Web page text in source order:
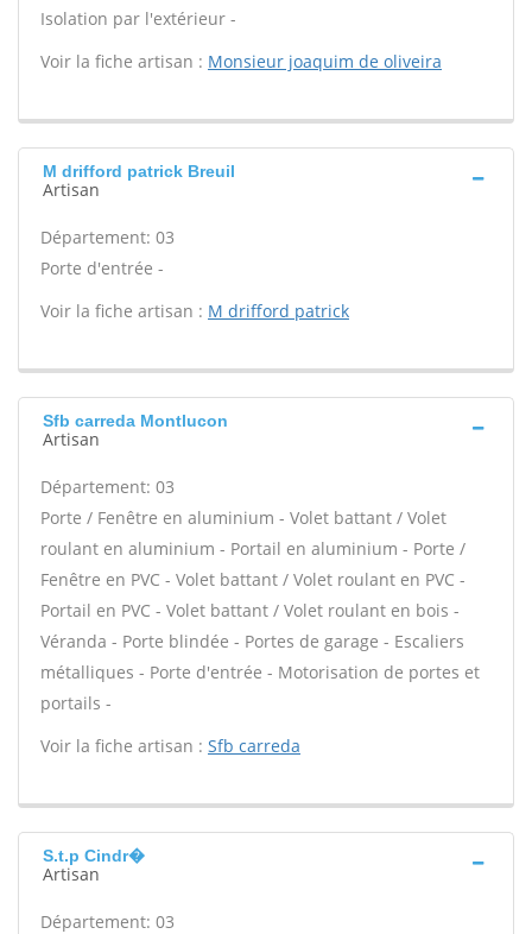
Isolation par l'extérieur -
Voir la fiche artisan : Monsieur joaquim de oliveira
M drifford patrick Breuil
Artisan
Département: 03
Porte d'entrée -
Voir la fiche artisan : M drifford patrick
Sfb carreda Montlucon
Artisan
Département: 03
Porte / Fenêtre en aluminium - Volet battant / Volet
roulant en aluminium - Portail en aluminium - Porte /
Fenêtre en PVC - Volet battant / Volet roulant en PVC -
Portail en PVC - Volet battant / Volet roulant en bois -
Véranda - Porte blindée - Portes de garage - Escaliers
métalliques - Porte d'entrée - Motorisation de portes et
portails -
Voir la fiche artisan : Sfb carreda
S.t.p Cindr�
Artisan
Département: 03